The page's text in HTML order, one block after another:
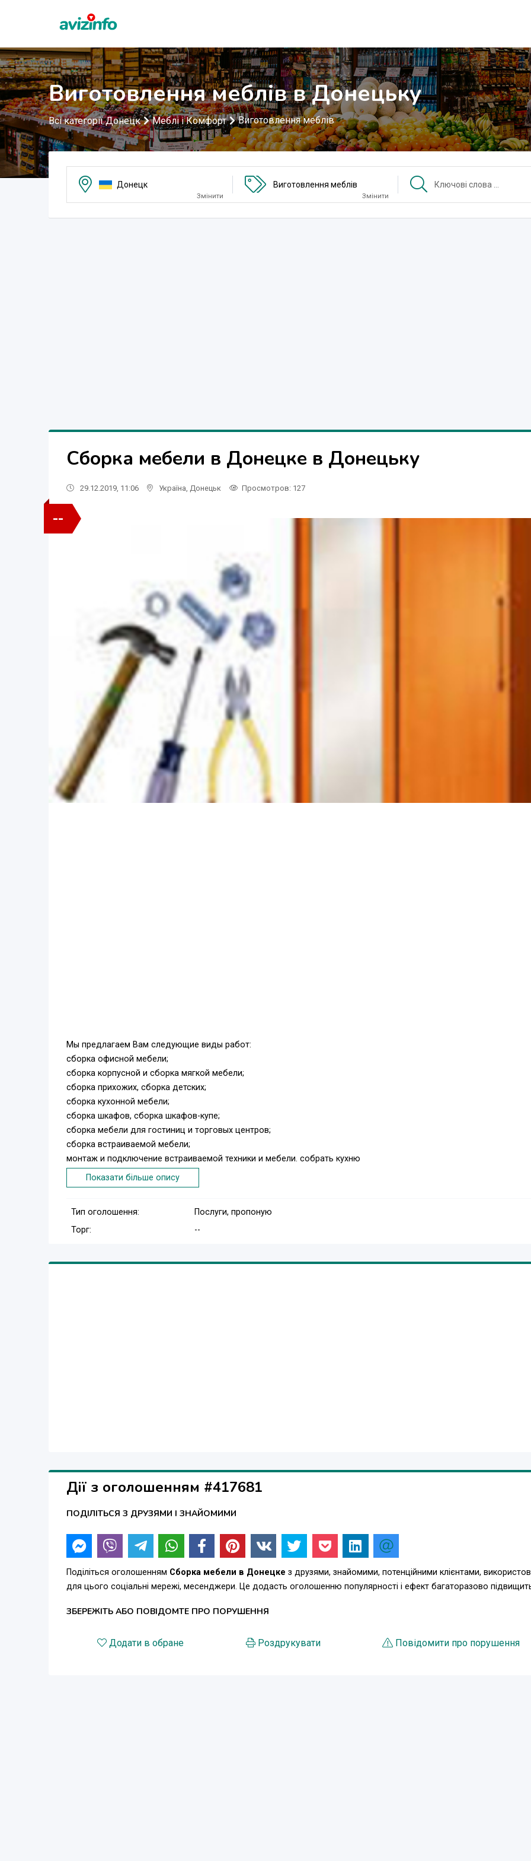
Виготовлення меблів в Донецьку
Всі категорії Донецк Меблі і Комфорт Виготовлення меблів
Донецк
Змінити
Виготовлення меблів
Змінити
Сборка мебели в Донецке в Донецьку
29.12.2019, 11:06 Україна Донецьк Просмотров: 127
--
Мы предлагаем Вам следующие виды работ:
сборка офисной мебели;
сборка корпусной и сборка мягкой мебели;
сборка прихожих, сборка детских;
сборка кухонной мебели;
сборка шкафов, сборка шкафов-купе;
сборка мебели для гостиниц и торговых центров;
сборка встраиваемой мебели;
монтаж и подключение встраиваемой техники и мебели. собрать кухню
собрать диван
собрать детскую кроватку
собрать стенку
собрать шкаф
Показати більше опису
Тип оголошення:
Послуги, пропоную
Торг:
--
Дії з оголошенням #417681
ПОДІЛІТЬСЯ З ДРУЗЯМИ І ЗНАЙОМИМИ
Поділіться оголошенням Сборка мебели в Донецке з друзями, знайомими, потенційними клієнтами,
для цього соціальні мережі, месенджери. Це додасть оголошенню популярності і ефект багаторазово
ЗБЕРЕЖІТЬ АБО ПОВІДОМТЕ ПРО ПОРУШЕННЯ
Додати в обране Роздрукувати Повідомити про порушення